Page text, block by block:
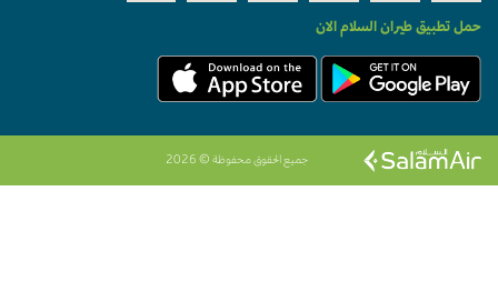
حمل تطبيق طيران السلام الان
جميع الحقوق محفوظة © 2026